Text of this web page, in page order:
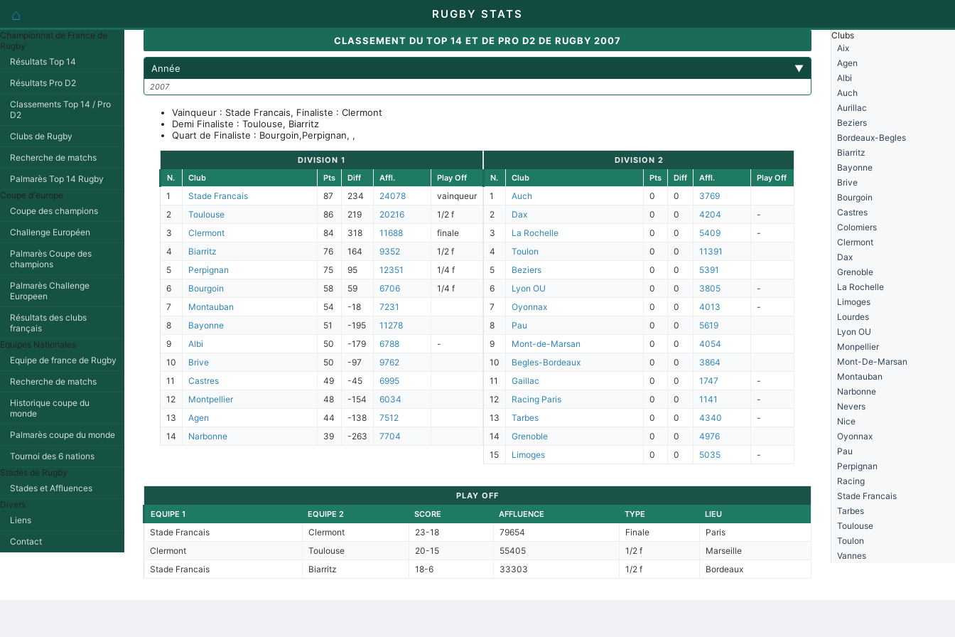
⌂ RUGBY STATS
Championnat de France de
Rugby
Résultats Top 14
Résultats Pro D2
Classements Top 14 / Pro
D2
Clubs de Rugby
Recherche de matchs
Palmarès Top 14 Rugby
Coupe d'europe
Coupe des champions
Challenge Européen
Palmarès Coupe des
champions
Palmarès Challenge
Europeen
Résultats des clubs
français
Equipes Nationales
Equipe de france de Rugby
Recherche de matchs
Historique coupe du
monde
Palmarès coupe du monde
Tournoi des 6 nations
Stades de Rugby
Stades et Affluences
Divers
Liens
Contact
CLASSEMENT DU TOP 14 ET DE PRO D2 DE RUGBY 2007
Année ▼
2007
Vainqueur : Stade Francais, Finaliste : Clermont
Demi Finaliste : Toulouse, Biarritz
Quart de Finaliste : Bourgoin,Perpignan, ,
DIVISION 1
N.
Club Pts Diff Affl. Play Off
1 Stade Francais 87 234 24078
vainqueur
2
Toulouse 86 219 20216
1/2 f
3
Clermont 84 318 11688
finale
4
Biarritz 76 164 9352
1/2 f
5
Perpignan 75 95 12351
1/4 f
6
Bourgoin 58 59 6706
1/4 f
7
Montauban 54 -18
7231
8
Bayonne 51 -195
11278
9
Albi 50 -179 6788
-
10
Brive 50 -97
9762
11
Castres 49 -45
6995
12
Montpellier 48 -154
6034
13
Agen 44 -138
7512
14
Narbonne 39 -263 7704
DIVISION 2
N.
Club Pts Diff Affl. Play Off
1 Auch 0 0
3769
2
Dax 0 0 4204
-
3
La Rochelle 0 0 5409
-
4
Toulon 0 0
11391
5
Beziers 0 0
5391
6
Lyon OU 0 0 3805
-
7
Oyonnax 0 0 4013
-
8
Pau 0 0
5619
9
Mont-de-Marsan 0 0
4054
10
Begles-Bordeaux 0 0
3864
11
Gaillac 0 0 1747
-
12
Racing Paris 0 0 1141
-
13
Tarbes 0 0 4340
-
14
Grenoble 0 0
4976
15
Limoges 0 0 5035 -
PLAY OFF
EQUIPE 1
EQUIPE 2 SCORE AFFLUENCE TYPE LIEU
Stade Francais Clermont 23-18 79654 Finale
Paris
Clermont
Toulouse 20-15 55405 1/2 f
Marseille
Stade Francais
Biarritz 18-6 33303 1/2 f Bordeaux
Clubs
Aix
Agen
Albi
Auch
Aurillac
Beziers
Bordeaux-Begles
Biarritz
Bayonne
Brive
Bourgoin
Castres
Colomiers
Clermont
Dax
Grenoble
La Rochelle
Limoges
Lourdes
Lyon OU
Monpellier
Mont-De-Marsan
Montauban
Narbonne
Nevers
Nice
Oyonnax
Pau
Perpignan
Racing
Stade Francais
Tarbes
Toulouse
Toulon
Vannes